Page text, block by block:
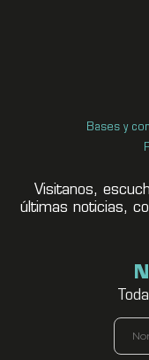
Bases y
Visitanos,
últimas noticias,